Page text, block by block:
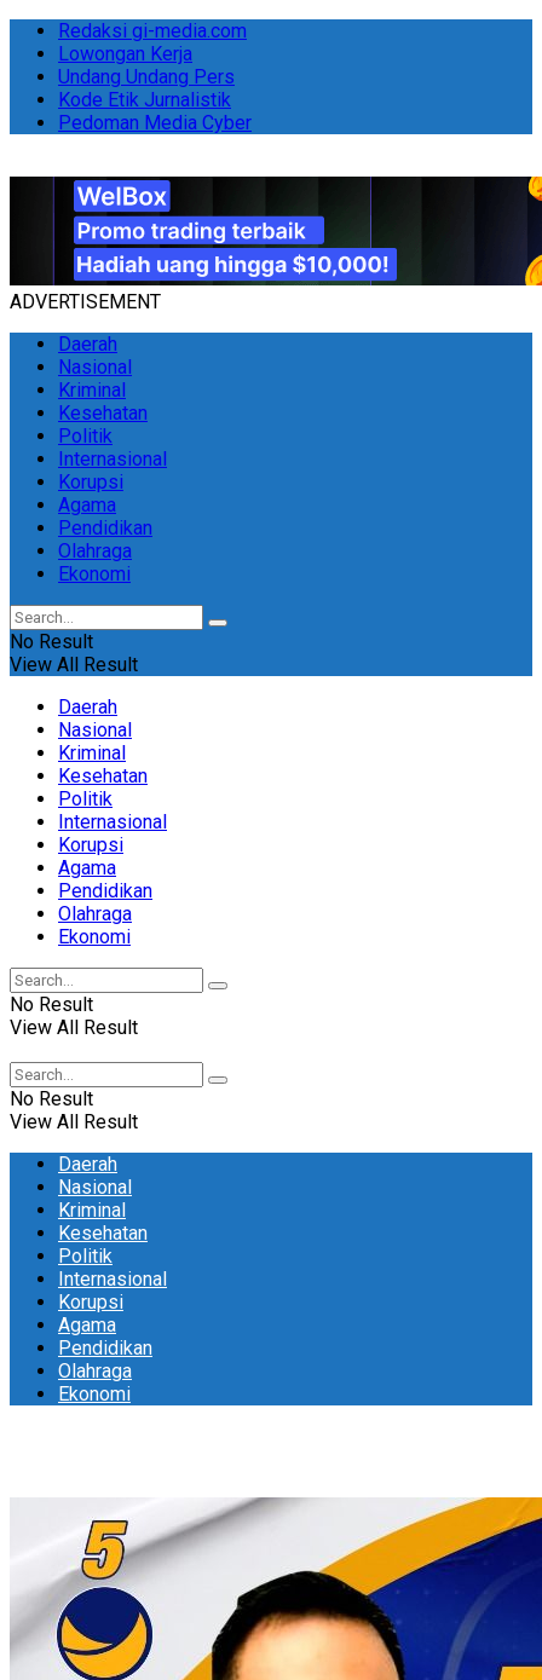
Redaksi gi-media.com
Lowongan Kerja
Undang Undang Pers
Kode Etik Jurnalistik
Pedoman Media Cyber
ADVERTISEMENT
Daerah
Nasional
Kriminal
Kesehatan
Politik
Internasional
Korupsi
Agama
Pendidikan
Olahraga
Ekonomi
No Result
View All Result
Daerah
Nasional
Kriminal
Kesehatan
Politik
Internasional
Korupsi
Agama
Pendidikan
Olahraga
Ekonomi
No Result
View All Result
No Result
View All Result
Daerah
Nasional
Kriminal
Kesehatan
Politik
Internasional
Korupsi
Agama
Pendidikan
Olahraga
Ekonomi